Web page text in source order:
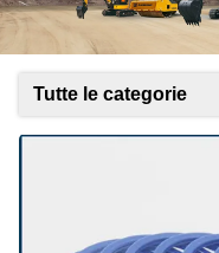
Tutte le categorie